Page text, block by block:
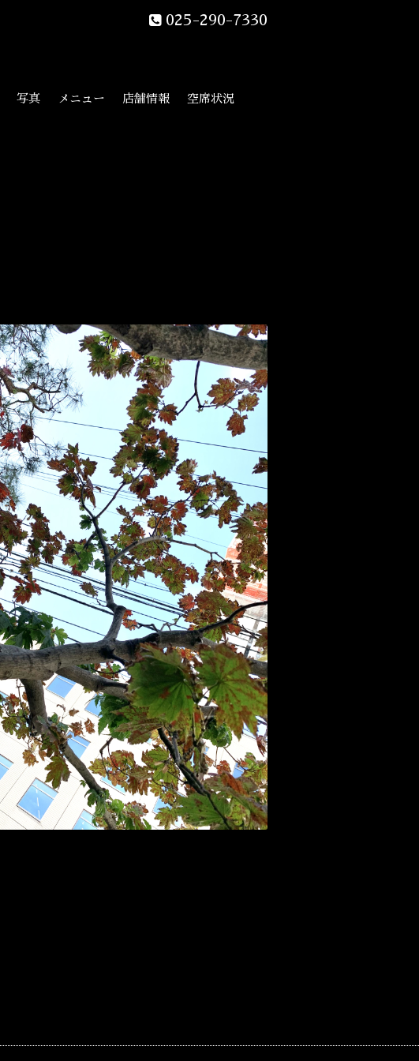
025-290-7330
写真 メニュー 店舗情報
空席状況